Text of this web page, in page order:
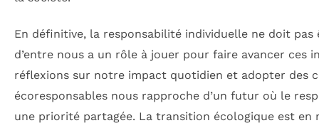
En définitive, la responsabilité individuelle ne doit pas
d’entre nous a un rôle à jouer pour faire avancer ces
réflexions sur notre impact quotidien et adopter des
écoresponsables nous rapproche d’un futur où le
une priorité partagée. La transition écologique est en